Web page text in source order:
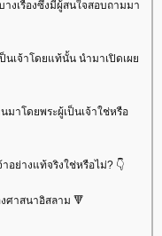
งเรื่องซึ่งมีผู้สนใจสอบถามมา
นเจ้าโดยแท้นั้น นำมาเปิดเผ
าโดยพระผู้เป็นเจ้าใช่หรือ
อย่างแท้จริงใช่หรือไม่? 👇
ศาสนาอิสลาม 🔻